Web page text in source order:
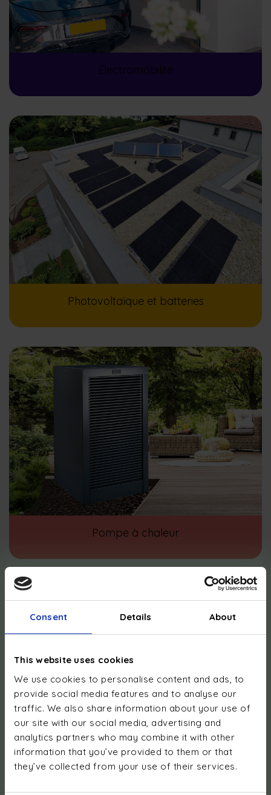
Consent Details About
This website uses cookies
We use cookies to personalise content and ads, to
provide social media features and to analyse our
traffic. We also share information about your use of
our site with our social media, advertising and
analytics partners who may combine it with other
information that you’ve provided to them or that
they’ve collected from your use of their services.
Électromobilité
Photovoltaïque et batteries
Pompe à chaleur
Gestion énergétique